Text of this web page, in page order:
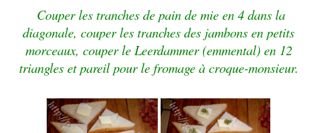
Couper les tranches de pain de mie en 4 dans la
diagonale, couper les tranches des jambons en petits
morceaux, couper le Leerdammer (emmental) en 12
triangles et pareil pour le fromage à croque-monsieur.